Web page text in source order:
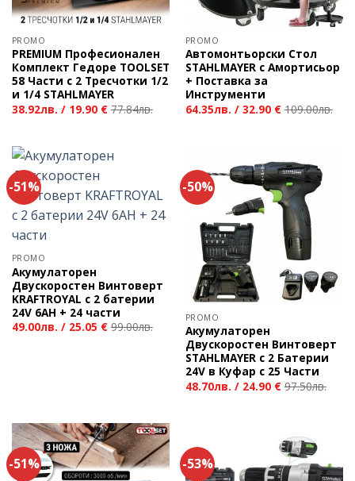
PROMO
PREMIUM Професионален
Комплект Гедоре TOOLSET
58 Части с 2 Тресчотки 1/2
и 1/4 STAHLMAYER
38.92лв. / 19.90 € 77.84лв.
PROMO
Автомонтьорски Стол
STAHLMAYER с Амортисьор
+ Поставка за
Инструменти
64.35лв. / 32.90 € 109.00лв.
-51%
PROMO
Акумулаторен
Двускоростен Винтоверт
KRAFTROYAL с 2 батерии
24V 6AH + 24 части
49.00лв. / 25.05 € 99.00лв.
-50%
PROMO
Акумулаторен
Двускоростен Винтоверт
STAHLMAYER с 2 Батерии
24V в Куфар с 25 Части
48.70лв. / 24.90 € 97.50лв.
-51% -53%